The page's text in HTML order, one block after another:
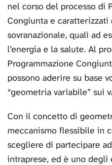
nel corso del processo di
Congiunta e caratterizzati
sovranazionale, quali ad
l’energia e la salute. Al
Programmazione
possono aderire su base
“geometria variabile” sui
Con il concetto di
meccanismo flessibile in
scegliere di partecipare
intraprese, ed è uno